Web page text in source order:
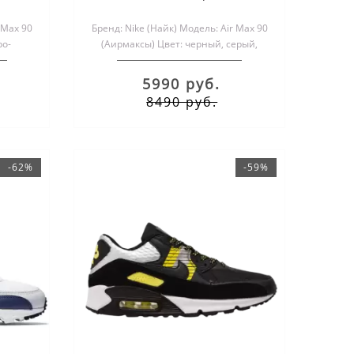
90
Бренд: Nike (Найк) Модель: Air Max 90
(Аирмаксы) Цвет: черный, серый,
белый Размеры обуви: ..
5990 руб.
8490 руб.
-62% -59%